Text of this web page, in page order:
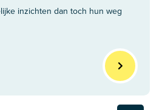
inzichten dan toch hun weg